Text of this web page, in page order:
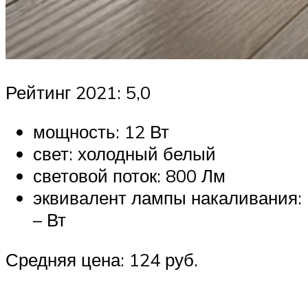
Рейтинг 2021: 5,0
мощность: 12 Вт
свет: холодный белый
световой поток: 800 Лм
эквивалент лампы накаливания:
– Вт
Средняя цена: 124 руб.